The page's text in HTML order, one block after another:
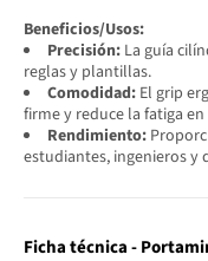
Beneficios/Usos:
Precisión: La guía
reglas y plantillas.
Comodidad: El grip
firme y reduce la fatiga
Rendimiento:
estudiantes, ingenieros y
Ficha técnica -